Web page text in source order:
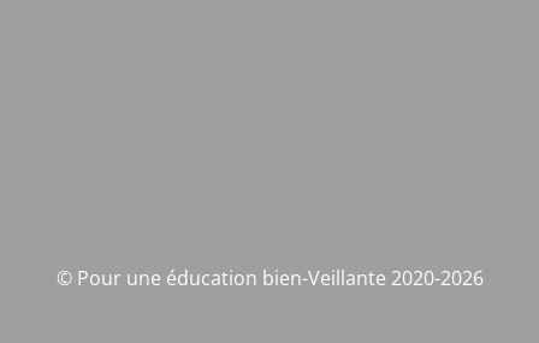
© Pour une éducation bien-Veillante 2020-2026